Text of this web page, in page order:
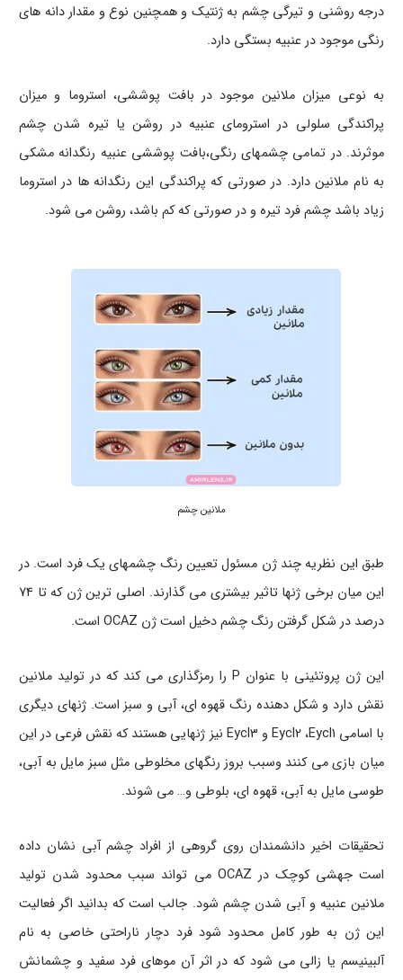
درجه روشنی و تیرگی چشم به ژنتیک و همچنین نوع و مقدار دانه های
رنگی موجود در عنبیه بستگی دارد.
به نوعی میزان ملانین موجود در بافت پوششی، استروما و میزان
پراکندگی سلولی در استرومای عنبیه در روشن یا تیره شدن چشم
موثرند. در تمامی چشمهای رنگی،بافت پوششی عنبیه رنگدانه مشکی
به نام ملانین دارد. در صورتی که پراکندگی این رنگدانه ها در استروما
زیاد باشد چشم فرد تیره و در صورتی که کم باشد، روشن می شود.
ملانین چشم
طبق این نظریه چند ژن مسئول تعیین رنگ چشمهای یک فرد است. در
این میان برخی ژنها تاثیر بیشتری می گذارند. اصلی ترین ژن که تا 74
درصد در شکل گرفتن رنگ چشم دخیل است ژن OCAZ است.
این ژن پروتئینی با عنوان P را رمزگذاری می کند که در تولید ملانین
نقش دارد و شکل دهنده رنگ قهوه ای، آبی و سبز است. ژنهای دیگری
با اسامی Eycl2 ،Eycl1 و Eycl3 نیز ژنهایی هستند که نقش فرعی در این
میان بازی می کنند وسبب بروز رنگهای مخلوطی مثل سبز مایل به آبی،
طوسی مایل به آبی، قهوه ای، بلوطی و… می شوند.
تحقیقات اخیر دانشمندان روی گروهی از افراد چشم آبی نشان داده
است جهشی کوچک در OCAZ می تواند سبب محدود شدن تولید
ملانین عنبیه و آبی شدن چشم شود. جالب است که بدانید اگر فعالیت
این ژن به طور کامل محدود شود فرد دچار ناراحتی خاصی به نام
آلبینیسم یا زالی می شود که در اثر آن موهای فرد سفید و چشمانش